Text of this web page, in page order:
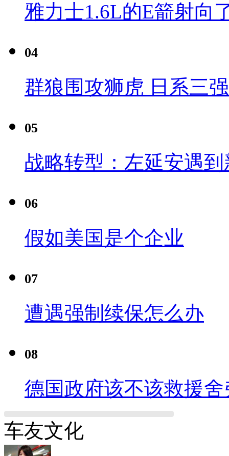
雅力士1.6L的E箭射向
04
群狼围攻狮虎 日系三
05
战略转型：左延安遇
06
假如美国是个企业
07
遭遇强制续保怎么办
08
德国政府该不该救援舍
车友文化